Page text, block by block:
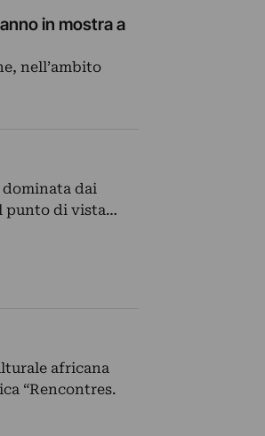
in mostra a
nell’ambito
dominata dai
punto di vista…
africana
“Rencontres.